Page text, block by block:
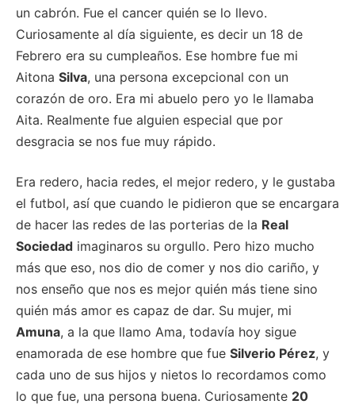
un cabrón. Fue el cancer quién se lo llevo.
Curiosamente al día siguiente, es decir un 18 de
Febrero era su cumpleaños. Ese hombre fue mi
Aitona Silva, una persona excepcional con un
corazón de oro. Era mi abuelo pero yo le llamaba
Aita. Realmente fue alguien especial que por
desgracia se nos fue muy rápido.
Era redero, hacia redes, el mejor redero, y le gustaba
el futbol, así que cuando le pidieron que se encargara
de hacer las redes de las porterias de la Real
Sociedad imaginaros su orgullo. Pero hizo mucho
más que eso, nos dio de comer y nos dio cariño, y
nos enseño que nos es mejor quién más tiene sino
quién más amor es capaz de dar. Su mujer, mi
Amuna, a la que llamo Ama, todavía hoy sigue
enamorada de ese hombre que fue Silverio Pérez, y
cada uno de sus hijos y nietos lo recordamos como
lo que fue, una persona buena. Curiosamente 20